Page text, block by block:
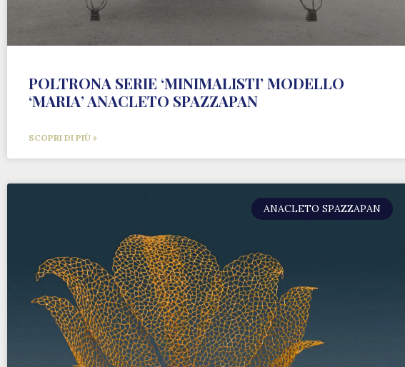
POLTRONA SERIE ‘MINIMALISTI’ MODELLO
‘MARIA’ ANACLETO SPAZZAPAN
SCOPRI DI PIÙ »
ANACLETO SPAZZAPAN